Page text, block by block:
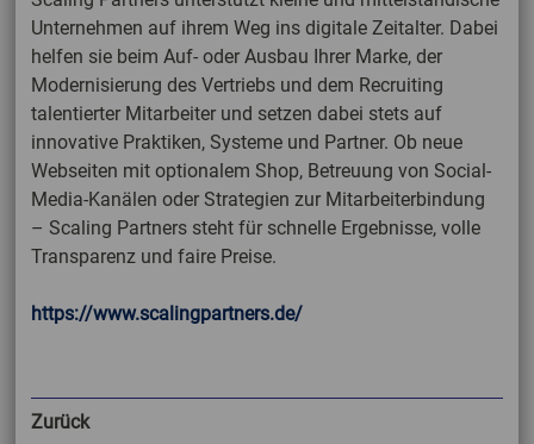
Unternehmen auf ihrem Weg ins digitale Zeitalter. Dabei
helfen sie beim Auf- oder Ausbau Ihrer Marke, der
Modernisierung des Vertriebs und dem Recruiting
talentierter Mitarbeiter und setzen dabei stets auf
innovative Praktiken, Systeme und Partner. Ob neue
Webseiten mit optionalem Shop, Betreuung von Social-
Media-Kanälen oder Strategien zur Mitarbeiterbindung
– Scaling Partners steht für schnelle Ergebnisse, volle
Transparenz und faire Preise.
https://www.scalingpartners.de/
Zurück